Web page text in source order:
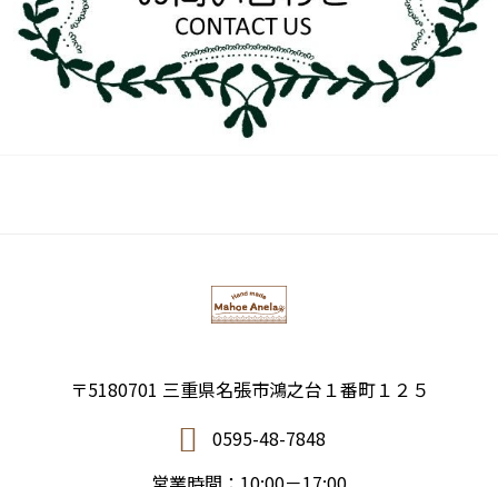
〒5180701 三重県名張市鴻之台１番町１２５
0595-48-7848